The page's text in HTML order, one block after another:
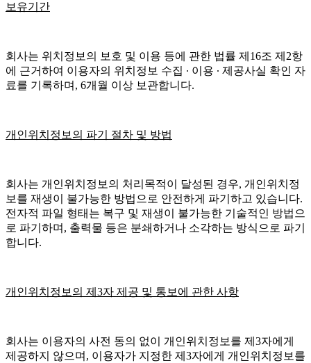
보유기간
회사는 위치정보의 보호 및 이용 등에 관한 법률 제16조 제2항
에 근거하여 이용자의 위치정보 수집 ∙ 이용 ∙ 제공사실 확인 자
료를 기록하며, 6개월 이상 보관합니다.
개인위치정보의 파기 절차 및 방법
회사는 개인위치정보의 처리목적이 달성된 경우, 개인위치정
보를 재생이 불가능한 방법으로 안전하게 파기하고 있습니다.
전자적 파일 형태는 복구 및 재생이 불가능한 기술적인 방법으
로 파기하며, 출력물 등은 분쇄하거나 소각하는 방식으로 파기
합니다.
개인위치정보의 제3자 제공 및 통보에 관한 사항
회사는 이용자의 사전 동의 없이 개인위치정보를 제3자에게
제공하지 않으며, 이용자가 지정한 제3자에게 개인위치정보를